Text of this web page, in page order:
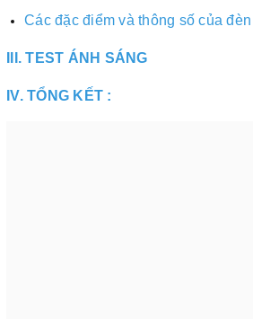
Các đặc điểm và thông số của đèn
. TEST ÁNH SÁNG
IV. TỔNG KẾT :